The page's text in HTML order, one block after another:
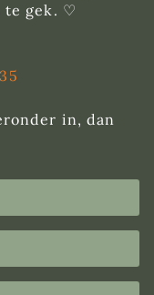
te gek. ♡
in, dan